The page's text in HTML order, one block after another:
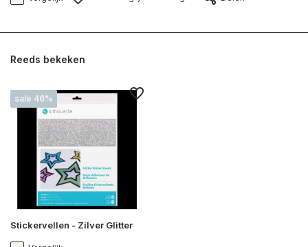
Reeds bekeken
sale 46%
Stickervellen - Zilver Glitter